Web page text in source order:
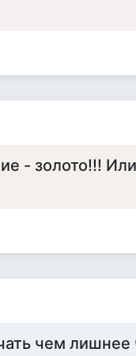
- золото!!!
чем лишнее